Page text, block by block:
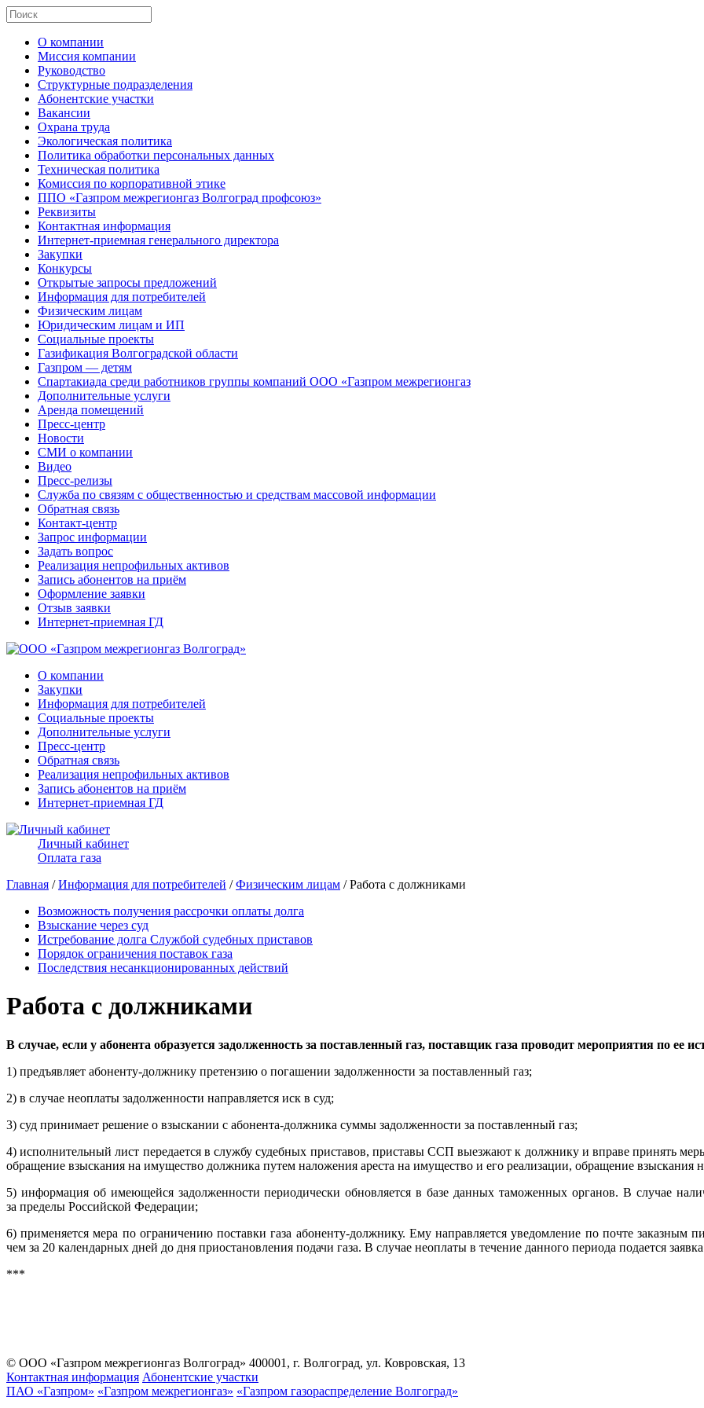
О компании
Миссия компании
Руководство
Структурные подразделения
Абонентские участки
Вакансии
Охрана труда
Экологическая политика
Политика обработки персональных данных
Техническая политика
Комиссия по корпоративной этике
ППО «Газпром межрегионгаз Волгоград профсоюз»
Реквизиты
Контактная информация
Интернет-приемная генерального директора
Закупки
Конкурсы
Открытые запросы предложений
Информация для потребителей
Физическим лицам
Юридическим лицам и ИП
Социальные проекты
Газификация Волгоградской области
Газпром — детям
Спартакиада среди работников группы компаний ООО «Газпром межрегионгаз
Дополнительные услуги
Аренда помещений
Пресс-центр
Новости
СМИ о компании
Видео
Пресс-релизы
Служба по связям с общественностью и средствам массовой информации
Обратная связь
Контакт-центр
Запрос информации
Задать вопрос
Реализация непрофильных активов
Запись абонентов на приём
Оформление заявки
Отзыв заявки
Интернет-приемная ГД
О компании
Закупки
Информация для потребителей
Социальные проекты
Дополнительные услуги
Пресс-центр
Обратная связь
Реализация непрофильных активов
Запись абонентов на приём
Интернет-приемная ГД
Личный кабинет
Оплата газа
Главная /Информация для потребителей /Физическим лицам / Работа с должниками
Возможность получения рассрочки оплаты долга
Взыскание через суд
Истребование долга Службой судебных приставов
Порядок ограничения поставок газа
Последствия несанкционированных действий
Работа с должниками
В случае, если у абонента образуется задолженность за поставленный газ, поставщик газа проводит мероприятия по ее
1) предъявляет абоненту-должнику претензию о погашении задолженности за поставленный газ;
2) в случае неоплаты задолженности направляется иск в суд;
3) суд принимает решение о взыскании с абонента-должника суммы задолженности за поставленный газ;
4) исполнительный лист передается в службу судебных приставов, приставы ССП выезжают к должнику и вправе принять
обращение взыскания на имущество должника путем наложения ареста на имущество и его реализации, обращение
5) информация об имеющейся задолженности периодически обновляется в базе данных таможенных органов. В случае
за пределы Российской Федерации;
6) применяется мера по ограничению поставки газа абоненту-должнику. Ему направляется уведомление по почте заказным
чем за 20 календарных дней до дня приостановления подачи газа. В случае неоплаты в течение данного периода подается
***
© ООО «Газпром межрегионгаз Волгоград» 400001, г. Волгоград, ул. Ковровская, 13
Контактная информация Абонентские участки
ПАО «Газпром» «Газпром межрегионгаз» «Газпром газораспределение Волгоград»